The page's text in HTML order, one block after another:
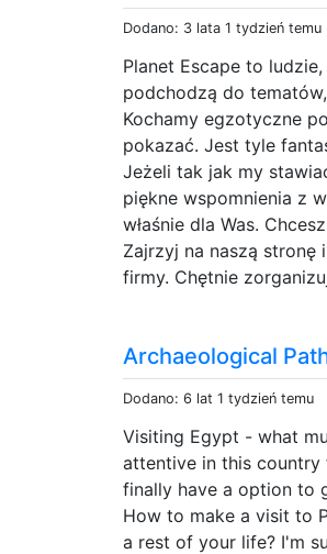
Dodano: 3 lata 1 tydzień temu
Planet Escape to
podchodzą do
Kochamy egzotyczne
pokazać. Jest tyle
Jeżeli tak jak my
piękne wspomnienia z
właśnie dla Was.
Zajrzyj na naszą
firmy. Chętnie
Archaeological
Dodano: 6 lat 1 tydzień temu
Visiting Egypt - what
attentive in this country
finally have a option to
How to make a visit to
a rest of your life? I'm